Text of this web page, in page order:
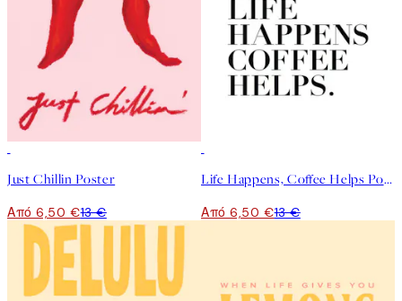
Just Chillin Poster
Από 6,50 €13 €
Life Happens, Coffee Helps Poster
Από 6,50 €13 €